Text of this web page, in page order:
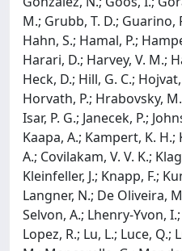
M.; Grubb, T. D.; Guarino,
Hahn, S.; Hamal, P.;
Harari, D.; Harvey, V. M.;
Heck, D.; Hill, G. C.;
Horvath, P.; Hrabovsky,
Isar, P. G.; Janecek, P.;
Kaapa, A.; Kampert, K.
A.; Covilakam, V. V. K.;
Kleinfeller, J.; Knapp, F.;
Langner, N.; De Oliveira,
Selvon, A.; Lhenry-Yvon,
Lopez, R.; Lu, L.; Luce, Q.;